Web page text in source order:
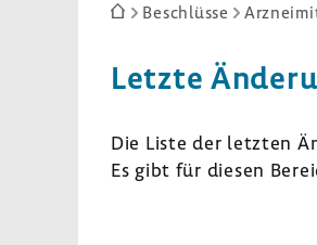
Sie
hier:
Beschlüsse
Letzte
Die Liste der letzten
Es gibt für diesen